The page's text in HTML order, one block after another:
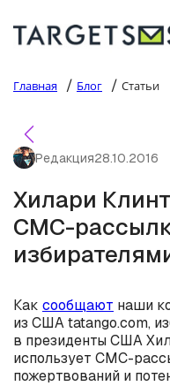
Главная / Блог / Статьи
Редакция28.10.2016
Хилари
СМС-
Как сообщают наши
из США tatango.com,
в президенты США
использует СМС-
пожертвований и